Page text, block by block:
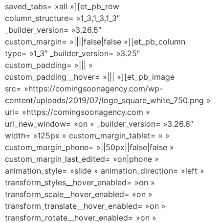
saved_tabs= »all »][et_pb_row
column_structure= »1_3,1_3,1_3″
_builder_version= »3.26.5″
custom_margin= »||||false|false »][et_pb_column
type= »1_3″ _builder_version= »3.25″
custom_padding= »||| »
custom_padding__hover= »||| »][et_pb_image
src= »https://comingsoonagency.com/wp-
content/uploads/2019/07/logo_square_white_750.png »
url= »https://comingsoonagency.com »
url_new_window= »on » _builder_version= »3.26.6″
width= »125px » custom_margin_tablet= » »
custom_margin_phone= »||50px||false|false »
custom_margin_last_edited= »on|phone »
animation_style= »slide » animation_direction= »left »
transform_styles__hover_enabled= »on »
transform_scale__hover_enabled= »on »
transform_translate__hover_enabled= »on »
transform_rotate__hover_enabled= »on »